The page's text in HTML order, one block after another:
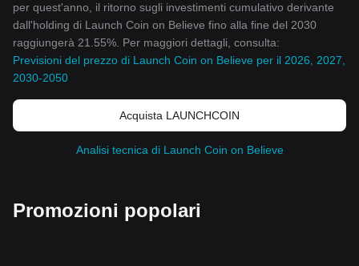
per quest'anno, il ritorno sugli investimenti cumulativo derivante
dall'holding di Launch Coin on Believe fino alla fine del 2030
raggiungerà 21.55%. Per maggiori dettagli, consulta:
Previsioni del prezzo di Launch Coin on Believe per il 2026, 2027,
2030-2050
Acquista LAUNCHCOIN
Analisi tecnica di Launch Coin on Believe
Promozioni popolari